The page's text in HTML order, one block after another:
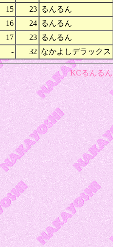
15 23 るんるん
16 24 るんるん
17 23 るんるん
- 32 なかよしデラックス
KCるんるん